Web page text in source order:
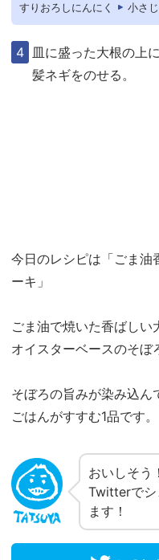
すりおろしにんにく
小さ
皿に盛った大根の上
髪ネギをのせる。
今日のレシピは「ごま油
ーキ」
ごま油で焼いた香ばしい
オイスターベースのそぼ
そぼろの旨みが染み込ん
ごはんがすすむ1品です。
おいしそう
Twitterでシ
ます！